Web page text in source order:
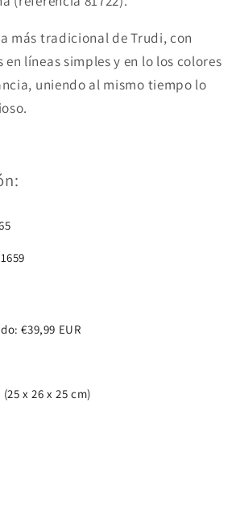
más tradicional de Trudi, con
líneas simples y en lo los colores
uniendo al mismo tiempo lo
€39,99 EUR
x 26 x 25 cm)